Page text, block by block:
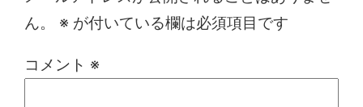
ん。
※ が付いている欄は必須項目です
コメント ※